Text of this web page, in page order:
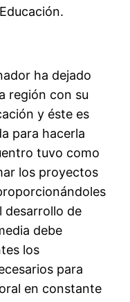
ha dejado
región con su
y éste es
para hacerla
tuvo como
los proyectos
desarrollo de
debe
los
para
en constante